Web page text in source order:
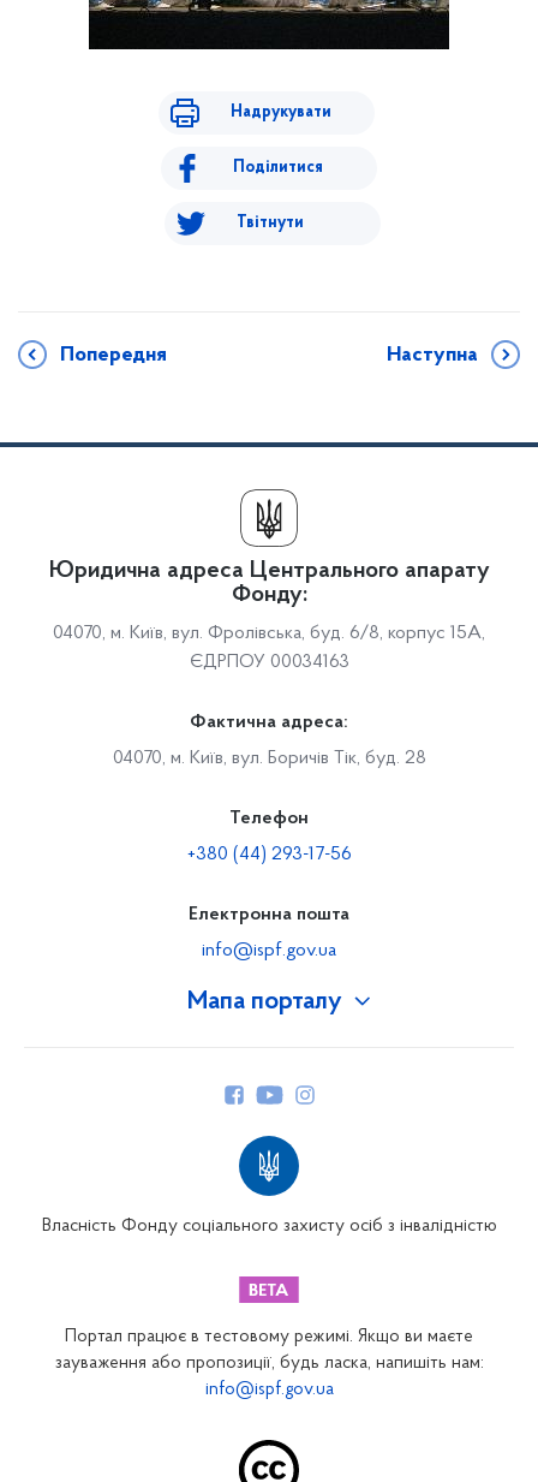
Надрукувати
Поділитися
Твітнути
Попередня Наступна
Мапа порталу
Закарпатське відділення
Запорізьке відділення
Юридична адреса Центрального апарату
Фонду:
04070, м. Київ, вул. Фролівська, буд. 6/8, корпус 15А,
ЄДРПОУ 00034163
Фактична адреса:
04070, м. Київ, вул. Боричів Тік, буд. 28
Телефон
+380 (44) 293-17-56
Електронна пошта
info@ispf.gov.ua
Власність Фонду соціального захисту осіб з інвалідністю
Портал працює в тестовому режимі. Якщо ви маєте
зауваження або пропозиції, будь ласка, напишіть нам:
info@ispf.gov.ua